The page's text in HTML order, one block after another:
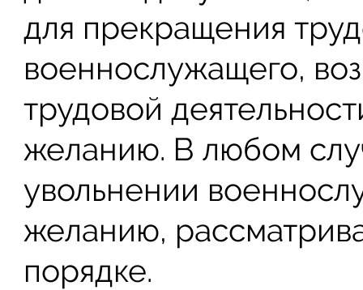
для прекращения
военнослужащего,
трудовой
желанию. В любом
увольнении
желанию,
порядке.